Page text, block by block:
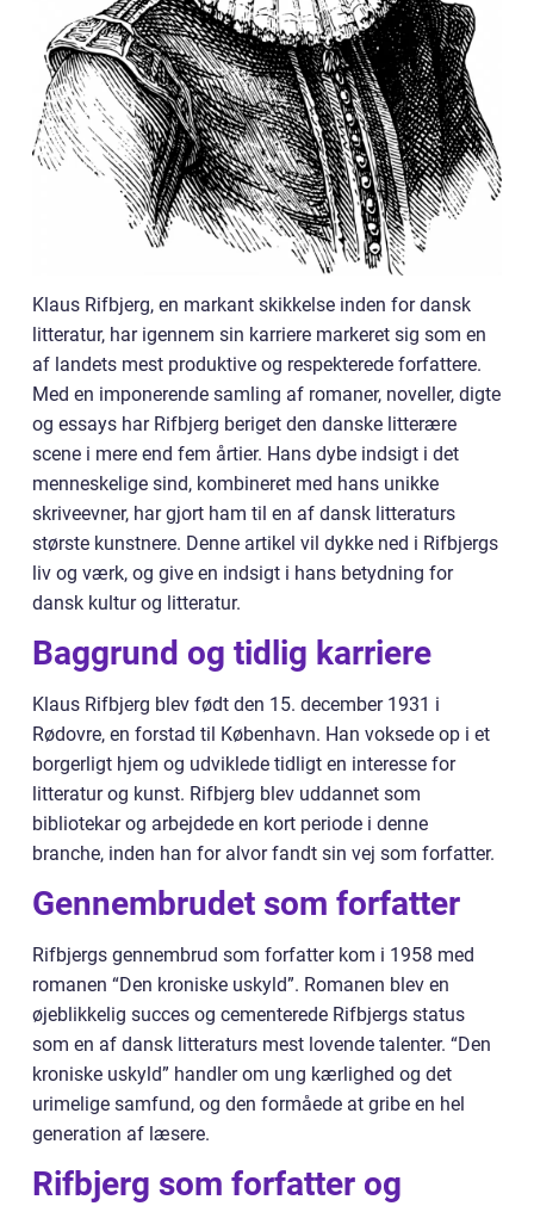
Klaus Rifbjerg, en markant skikkelse inden for dansk
litteratur, har igennem sin karriere markeret sig som en
af landets mest produktive og respekterede forfattere.
Med en imponerende samling af romaner, noveller, digte
og essays har Rifbjerg beriget den danske litterære
scene i mere end fem årtier. Hans dybe indsigt i det
menneskelige sind, kombineret med hans unikke
skriveevner, har gjort ham til en af dansk litteraturs
største kunstnere. Denne artikel vil dykke ned i Rifbjergs
liv og værk, og give en indsigt i hans betydning for
dansk kultur og litteratur.
Baggrund og tidlig karriere
Klaus Rifbjerg blev født den 15. december 1931 i
Rødovre, en forstad til København. Han voksede op i et
borgerligt hjem og udviklede tidligt en interesse for
litteratur og kunst. Rifbjerg blev uddannet som
bibliotekar og arbejdede en kort periode i denne
branche, inden han for alvor fandt sin vej som forfatter.
Gennembrudet som forfatter
Rifbjergs gennembrud som forfatter kom i 1958 med
romanen “Den kroniske uskyld”. Romanen blev en
øjeblikkelig succes og cementerede Rifbjergs status
som en af dansk litteraturs mest lovende talenter. “Den
kroniske uskyld” handler om ung kærlighed og det
urimelige samfund, og den formåede at gribe en hel
generation af læsere.
Rifbjerg som forfatter og